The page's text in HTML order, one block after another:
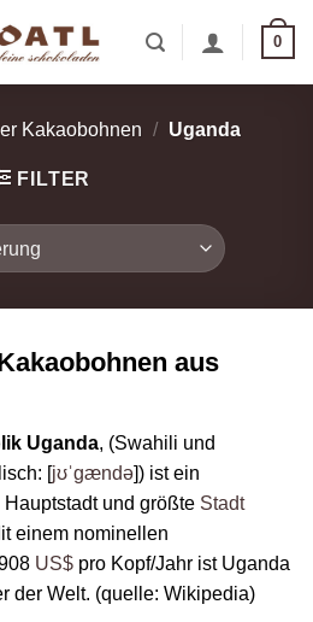
0
Kakaobohnen / Uganda
FILTER
aus
Uganda, (Swahili und
[jʊˈgændə]) ist ein
Hauptstadt und größte Stadt
einem nominellen
US$ pro Kopf/Jahr ist Uganda
der Welt. (quelle: Wikipedia)